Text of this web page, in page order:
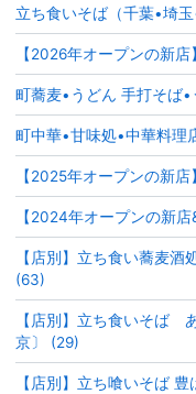
立ち食いそば（千葉•埼
【2026年オープンの新
町蕎麦•うどん 手打そば
町中華•甘味処•中華料理
【2025年オープンの新
【2024年オープンの新
【店別】立ち食い蕎麦酒
(63)
【店別】立ち食いそば
京〕 (29)
【店別】立ち喰いそば